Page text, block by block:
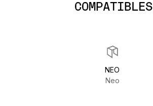
COMPATIBLES
NEO
Neo